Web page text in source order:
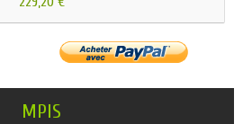
MPIS